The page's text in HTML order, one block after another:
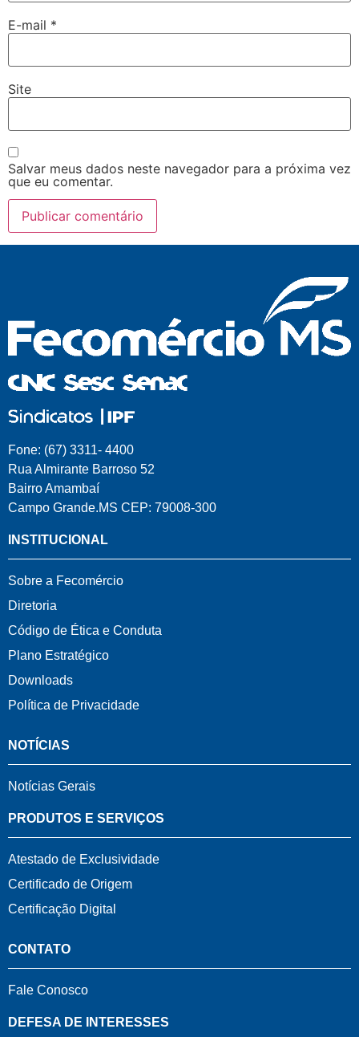
E-mail *
Site
Salvar meus dados neste navegador para a próxima vez
que eu comentar.
Fone: (67) 3311- 4400
Rua Almirante Barroso 52
Bairro Amambaí
Campo Grande.MS CEP: 79008-300
INSTITUCIONAL
Sobre a Fecomércio
Diretoria
Código de Ética e Conduta
Plano Estratégico
Downloads
Política de Privacidade
NOTÍCIAS
Notícias Gerais
PRODUTOS E SERVIÇOS
Atestado de Exclusividade
Certificado de Origem
Certificação Digital
CONTATO
Fale Conosco
DEFESA DE INTERESSES